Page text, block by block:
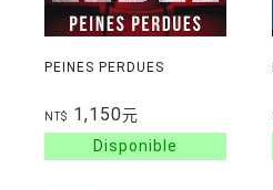
PEINES PERDUES
NT$ 1,150元